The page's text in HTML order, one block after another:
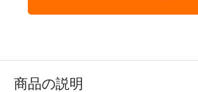
商品の説明